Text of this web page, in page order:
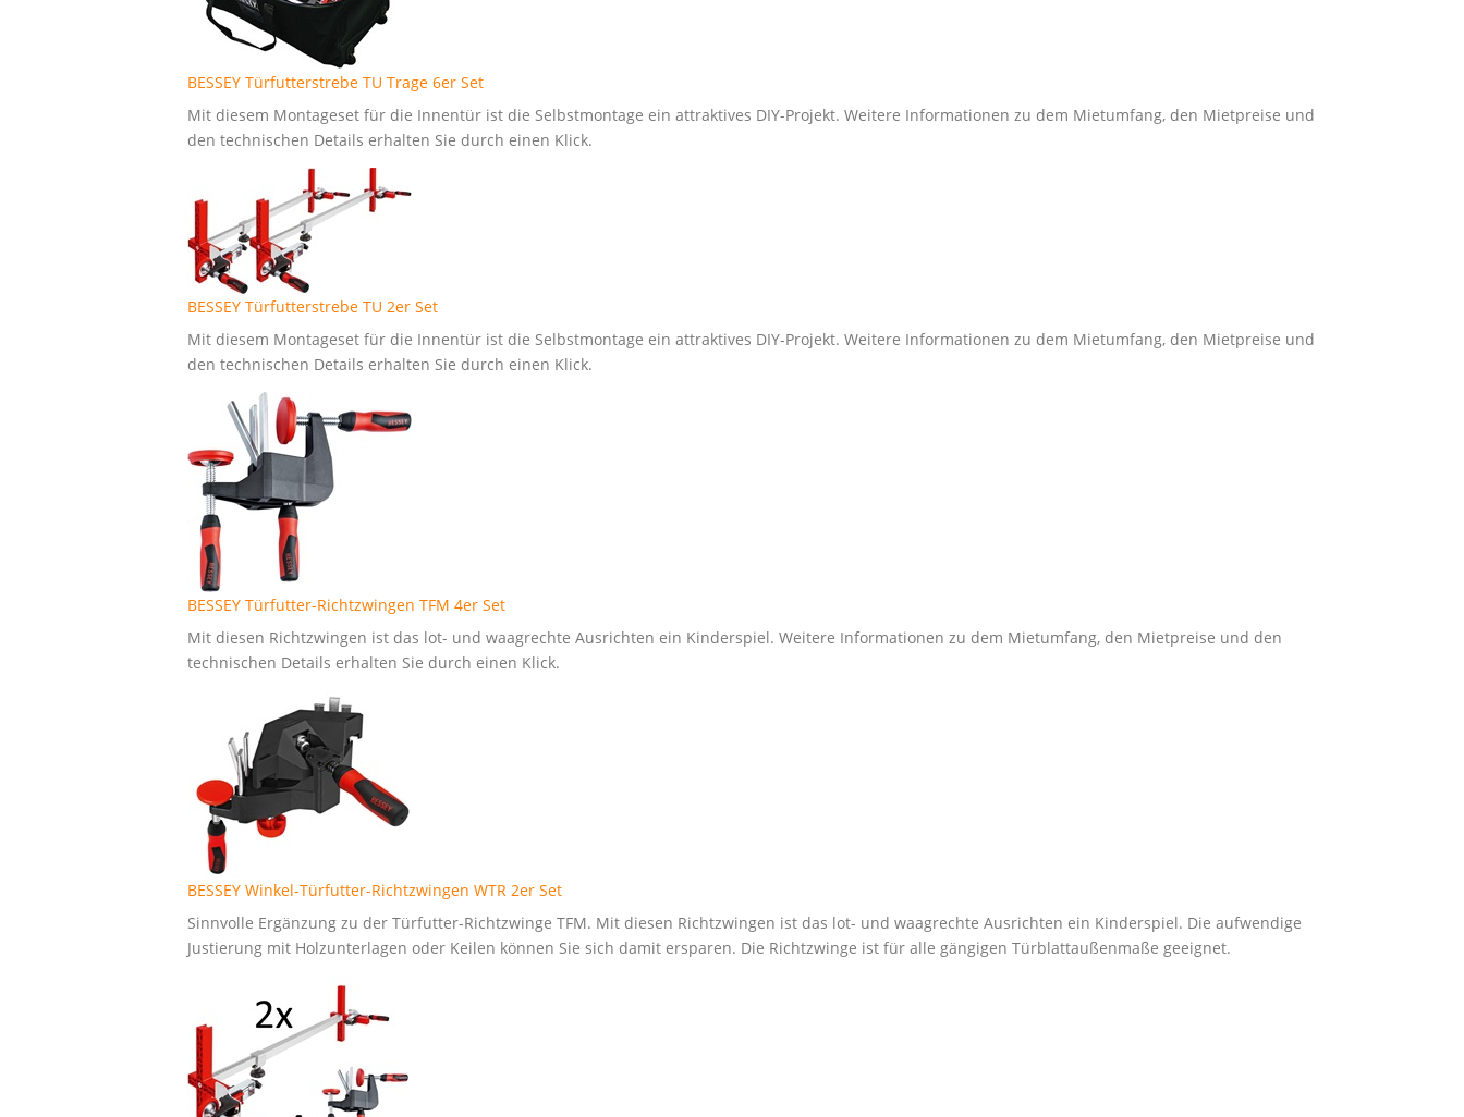
BESSEY Türfutterstrebe TU Trage 6er Set
Mit diesem Montageset für die Innentür ist die Selbstmontage ein attraktives DIY-Projekt. Weitere Informationen zu dem Mietumfang, den Mietpreise und
den technischen Details erhalten Sie durch einen Klick.
BESSEY Türfutterstrebe TU 2er Set
Mit diesem Montageset für die Innentür ist die Selbstmontage ein attraktives DIY-Projekt. Weitere Informationen zu dem Mietumfang, den Mietpreise und
den technischen Details erhalten Sie durch einen Klick.
BESSEY Türfutter-Richtzwingen TFM 4er Set
Mit diesen Richtzwingen ist das lot- und waagrechte Ausrichten ein Kinderspiel. Weitere Informationen zu dem Mietumfang, den Mietpreise und den
technischen Details erhalten Sie durch einen Klick.
BESSEY Winkel-Türfutter-Richtzwingen WTR 2er Set
Sinnvolle Ergänzung zu der Türfutter-Richtzwinge TFM. Mit diesen Richtzwingen ist das lot- und waagrechte Ausrichten ein Kinderspiel. Die aufwendige
Justierung mit Holzunterlagen oder Keilen können Sie sich damit ersparen. Die Richtzwinge ist für alle gängigen Türblattaußenmaße geeignet.